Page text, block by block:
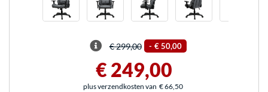
€ 299,00 - € 50,00
€ 249,00
plus verzendkosten van € 66,50